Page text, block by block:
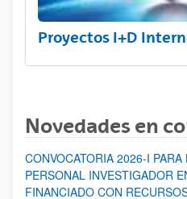
Proyectos I+D
Novedades en
CONVOCATORIA 2026-I
PERSONAL INVESTIGADOR
FINANCIADO CON